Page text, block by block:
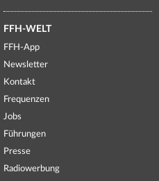
FFH-WELT
FFH-App
Newsletter
Kontakt
Frequenzen
Jobs
Führungen
Presse
Radiowerbung